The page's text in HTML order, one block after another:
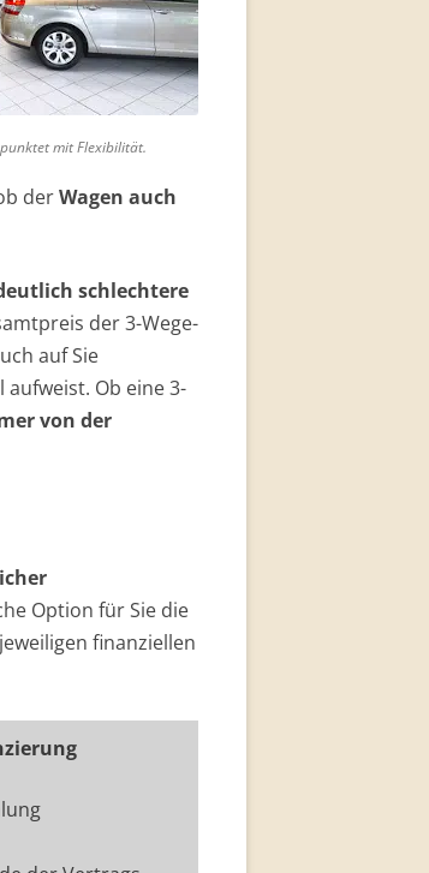
mit Flexibilität.
derWagen auch
schlechtere
der 3-Wege-
auf Sie
Ob eine 3-
von der
Option für Sie die
finanziellen